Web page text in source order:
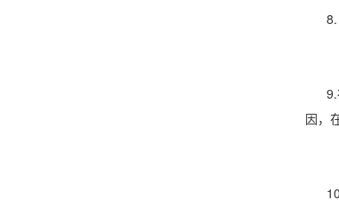
8.
9.
因，
10.